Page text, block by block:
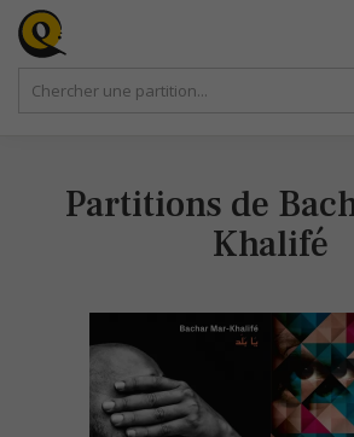
Partitions de
Khalifé